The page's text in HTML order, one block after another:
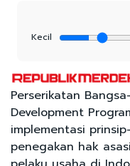
Kecil
Perserikatan
Development
implementasi
penegakan hak